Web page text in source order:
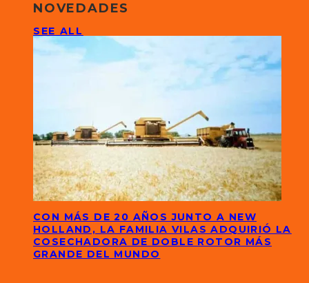
NOVEDADES
SEE ALL
CON MÁS DE 20 AÑOS JUNTO A NEW
HOLLAND, LA FAMILIA VILAS ADQUIRIÓ LA
COSECHADORA DE DOBLE ROTOR MÁS
GRANDE DEL MUNDO